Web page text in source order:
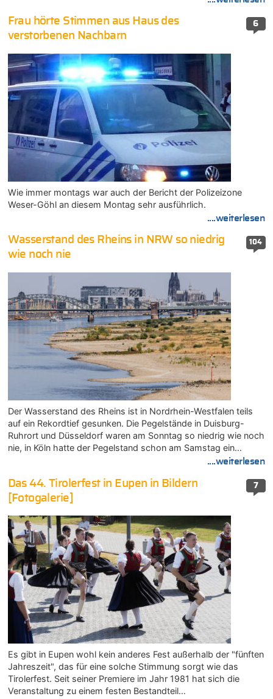
6
Frau hörte Stimmen aus Haus des
verstorbenen Nachbarn
Wie immer montags war auch der Bericht der Polizeizone
Weser-Göhl an diesem Montag sehr ausführlich.
....weiterlesen
104
Wasserstand des Rheins in NRW so niedrig
wie noch nie
Der Wasserstand des Rheins ist in Nordrhein-Westfalen teils
auf ein Rekordtief gesunken. Die Pegelstände in Duisburg-
Ruhrort und Düsseldorf waren am Sonntag so niedrig wie noch
nie, in Köln hatte der Pegelstand schon am Samstag ein…
....weiterlesen
7
Das 44. Tirolerfest in Eupen in Bildern
[Fotogalerie]
Es gibt in Eupen wohl kein anderes Fest außerhalb der "fünften
Jahreszeit", das für eine solche Stimmung sorgt wie das
Tirolerfest. Seit seiner Premiere im Jahr 1981 hat sich die
Veranstaltung zu einem festen Bestandteil…